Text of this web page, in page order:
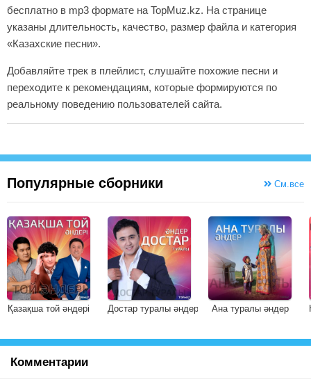
бесплатно в mp3 формате на TopMuz.kz. На странице
указаны длительность, качество, размер файла и категория
«Казахские песни».
Добавляйте трек в плейлист, слушайте похожие песни и
переходите к рекомендациям, которые формируются по
реальному поведению пользователей сайта.
Популярные сборники См.все
Қазақша той әндері Достар туралы әндер Ана туралы әндер
Комментарии